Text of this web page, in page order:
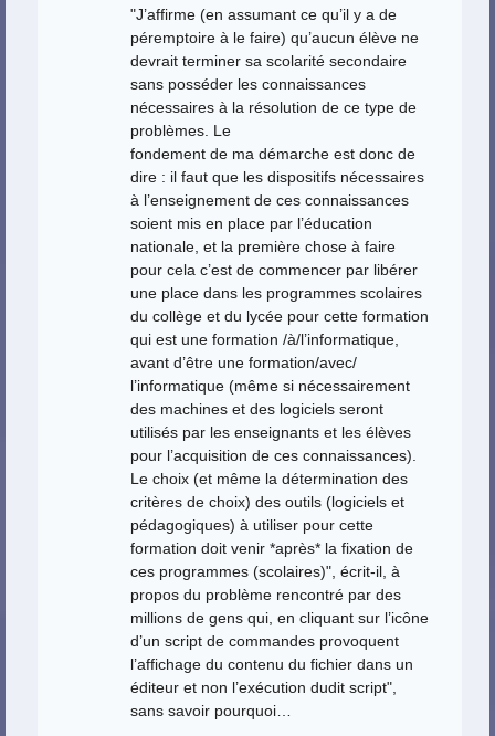
"J’affirme (en assumant ce qu’il y a de
péremptoire à le faire) qu’aucun élève ne
devrait terminer sa scolarité secondaire
sans posséder les connaissances
nécessaires à la résolution de ce type de
problèmes. Le
fondement de ma démarche est donc de
dire : il faut que les dispositifs nécessaires
à l’enseignement de ces connaissances
soient mis en place par l’éducation
nationale, et la première chose à faire
pour cela c’est de commencer par libérer
une place dans les programmes scolaires
du collège et du lycée pour cette formation
qui est une formation /à/l’informatique,
avant d’être une formation/avec/
l’informatique (même si nécessairement
des machines et des logiciels seront
utilisés par les enseignants et les élèves
pour l’acquisition de ces connaissances).
Le choix (et même la détermination des
critères de choix) des outils (logiciels et
pédagogiques) à utiliser pour cette
formation doit venir *après* la fixation de
ces programmes (scolaires)", écrit-il, à
propos du problème rencontré par des
millions de gens qui, en cliquant sur l’icône
d’un script de commandes provoquent
l’affichage du contenu du fichier dans un
éditeur et non l’exécution dudit script",
sans savoir pourquoi…